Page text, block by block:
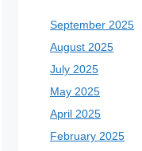
September 2025
August 2025
July 2025
May 2025
April 2025
February 2025